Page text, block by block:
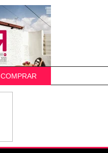
COMPRAR